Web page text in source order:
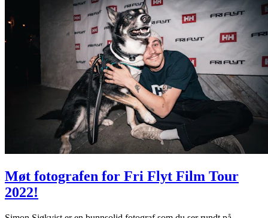
Møt fotografen for Fri Flyt Film Tour
2022!